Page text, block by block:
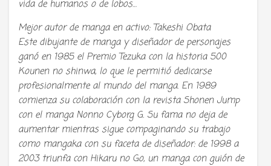
vida de humanos o de lobos…
Mejor autor de manga en activo: Takeshi Obata
Este dibujante de manga y diseñador de personajes
ganó en 1985 el Premio Tezuka con la historia 500
Kounen no shinwa, lo que le permitió dedicarse
profesionalmente al mundo del manga. En 1989
comienza su colaboración con la revista Shonen Jump
con el manga Nonno Cyborg G. Su fama no deja de
aumentar mientras sigue compaginando su trabajo
como mangaka con su faceta de diseñador: de 1998 a
2003 triunfa con Hikaru no Go, un manga con guión de